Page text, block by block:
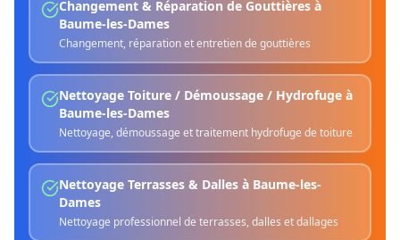
Changement & Réparation de Gouttières à
Baume-les-Dames
Changement, réparation et entretien de gouttières
Nettoyage Toiture / Démoussage / Hydrofuge à
Baume-les-Dames
Nettoyage, démoussage et traitement hydrofuge de toiture
Nettoyage Terrasses & Dalles à Baume-les-
Dames
Nettoyage professionnel de terrasses, dalles et dallages